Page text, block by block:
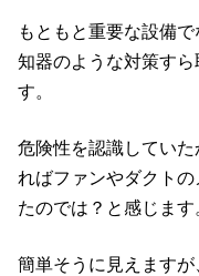
もともと重要な設備
知器のような対策す
す。
危険性を認識してい
ればファンやダクト
たのでは？と感じます
簡単そうに見えます